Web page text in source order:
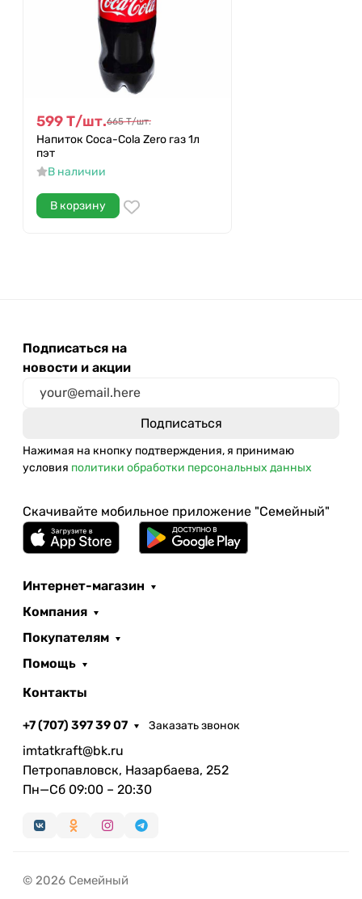
599Т/шт.665 Т/шт.
Напиток Coca-Cola Zero газ 1л
пэт
В наличии
В корзину
Подписаться на
новости и акции
Нажимая на кнопку подтверждения, я принимаю
условия политики обработки персональных данных
Скачивайте мобильное приложение "Семейный"
Интернет-магазин
Компания
Покупателям
Помощь
Контакты
+7 (707) 397 39 07 Заказать звонок
imtatkraft@bk.ru
Петропавловск, Назарбаева, 252
Пн—Сб 09:00 – 20:30
© 2026 Семейный